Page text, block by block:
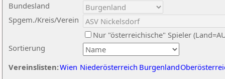
Sortierung
Bundesland
Spgem./Kreis/Verein
Nur "österreichische" Spieler
Vereinslisten:Wien Niederösterreich Burgenland